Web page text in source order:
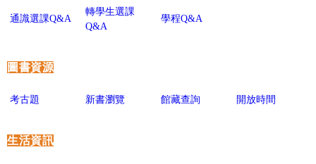
通識選課Q&A
轉學生選課
Q&A
學程Q&A
圖書資源
考古題 新書瀏覽 館藏查詢 開放時間
生活資訊